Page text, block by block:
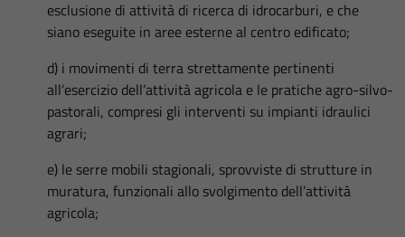
esclusione di attività di ricerca di idrocarburi, e che
siano eseguite in aree esterne al centro edificato;
d) i movimenti di terra strettamente pertinenti
all’esercizio dell’attività agricola e le pratiche agro-silvo-
pastorali, compresi gli interventi su impianti idraulici
agrari;
e) le serre mobili stagionali, sprovviste di strutture in
muratura, funzionali allo svolgimento dell’attività
agricola;